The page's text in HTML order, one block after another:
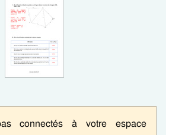
connectés à votre espace